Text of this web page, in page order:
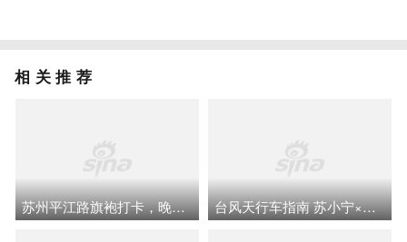
相关推荐
苏州平江路旗袍打卡，晚风流水摇橹船穿越老江南 台风天行车指南 苏小宁×小蓝鲸